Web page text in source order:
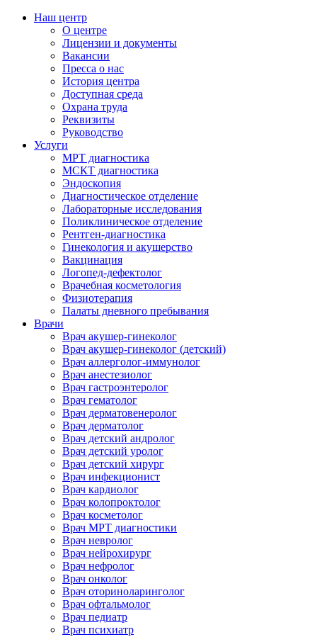
Наш центр
О центре
Лицензии и документы
Вакансии
Пресса о нас
История центра
Доступная среда
Охрана труда
Реквизиты
Руководство
Услуги
МРТ диагностика
МСКТ диагностика
Эндоскопия
Диагностическое отделение
Лабораторные исследования
Поликлиническое отделение
Рентген-диагностика
Гинекология и акушерство
Вакцинация
Логопед-дефектолог
Врачебная косметология
Физиотерапия
Палаты дневного пребывания
Врачи
Врач акушер-гинеколог
Врач акушер-гинеколог (детский)
Врач аллерголог-иммунолог
Врач анестезиолог
Врач гастроэнтеролог
Врач гематолог
Врач дерматовенеролог
Врач дерматолог
Врач детский андролог
Врач детский уролог
Врач детский хирург
Врач инфекционист
Врач кардиолог
Врач колопроктолог
Врач косметолог
Врач МРТ диагностики
Врач невролог
Врач нейрохирург
Врач нефролог
Врач онколог
Врач оториноларинголог
Врач офтальмолог
Врач педиатр
Врач психиатр